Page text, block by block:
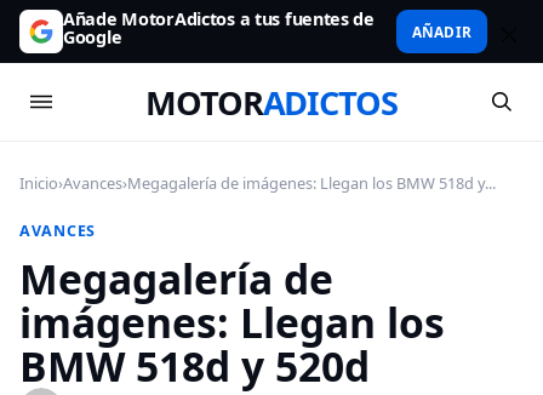
Añade MotorAdictos a tus fuentes de
Google AÑADIR
MOTORADICTOS
Inicio›Avances›Megagalería de imágenes: Llegan los BMW 518d y...
AVANCES
Megagalería de
imágenes: Llegan los
BMW 518d y 520d